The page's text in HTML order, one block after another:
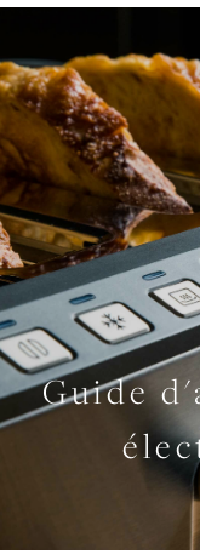
Guide